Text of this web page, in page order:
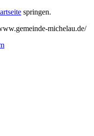
springen.
michelau.de/